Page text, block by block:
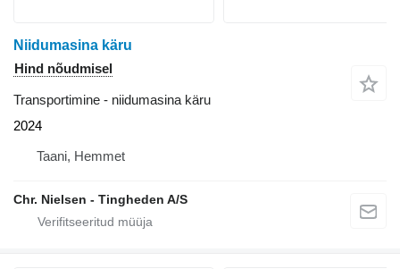
Niidumasina käru
Hind nõudmisel
Transportimine - niidumasina käru
2024
Taani, Hemmet
Chr. Nielsen - Tingheden A/S